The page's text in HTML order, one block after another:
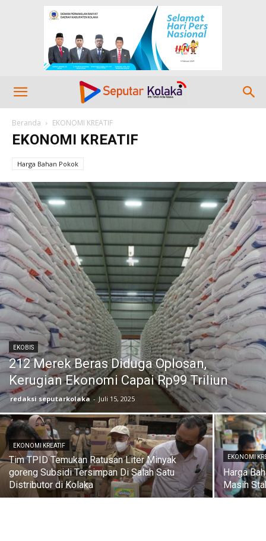
Beranda EKONOMI KREATIF
EKONOMI KREATIF
Harga Bahan Pokok
EKOBIS
212 Merek Beras Diduga Oplosan,
Kerugian Ekonomi Capai Rp99 Triliun
redaksi seputarkolaka - Juli 15, 2025
EKONOMI KREATIF
Tim TPID Temukan Ratusan Liter Minyak
goreng Subsidi Tersimpan Di Salah Satu
Distributor di Kolaka
EKONOMI
Harga
Masih